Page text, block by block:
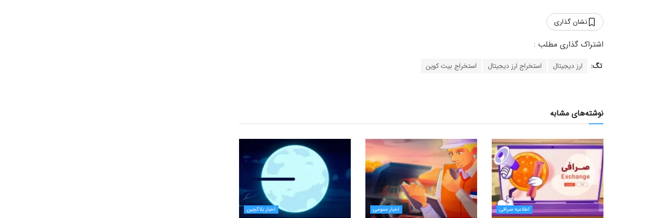
نشان گذاری
تگ: ارز دیجیتال استخراج ارز دیجیتال استخراج بیت کوین
نوشته‌های مشابه
اطلاعیه صرافی اخبار عمومی اخبار بلاکچین